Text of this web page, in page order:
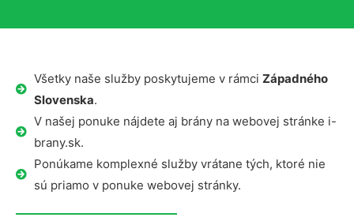
Všetky naše služby poskytujeme v rámci Západného
Slovenska.
V našej ponuke nájdete aj brány na webovej stránke i-
brany.sk.
Ponúkame komplexné služby vrátane tých, ktoré nie
sú priamo v ponuke webovej stránky.